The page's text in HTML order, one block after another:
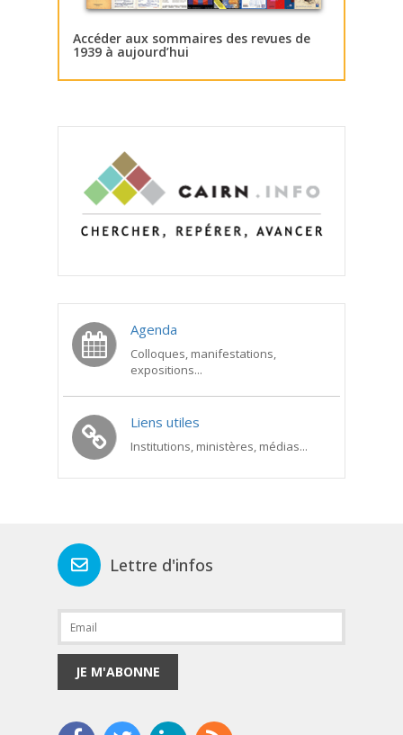
Accéder aux sommaires des revues de
1939 à aujourd’hui
Agenda
Colloques, manifestations,
expositions...
Liens utiles
Institutions, ministères, médias...
Lettre d'infos
JE M'ABONNE